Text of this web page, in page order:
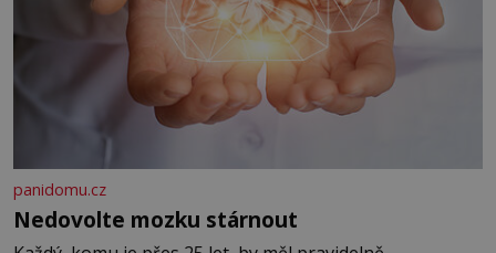
panidomu.cz
Nedovolte mozku stárnout